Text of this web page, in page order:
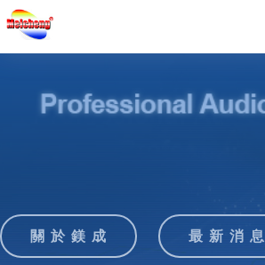
關 於 鎂 成 最 新 消 息